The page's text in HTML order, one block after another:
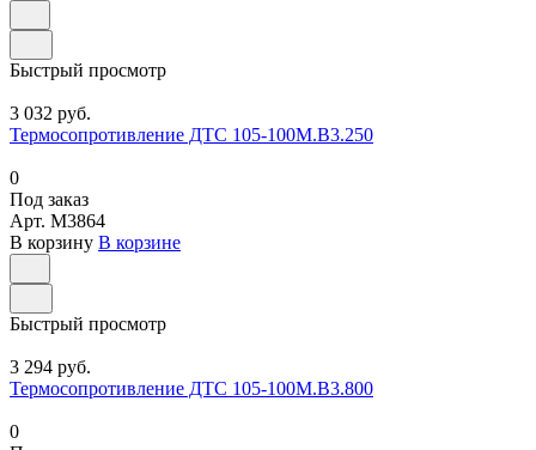
Быстрый просмотр
3 032 руб.
Термосопротивление ДТС 105-100М.В3.250
0
Под заказ
Арт. M3864
В корзину В корзине
Быстрый просмотр
3 294 руб.
Термосопротивление ДТС 105-100М.В3.800
0